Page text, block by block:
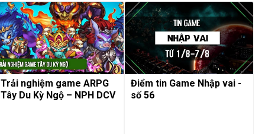
Trải nghiệm game ARPG
Tây Du Kỳ Ngộ – NPH DCV
Điểm tin Game Nhập vai -
số 56